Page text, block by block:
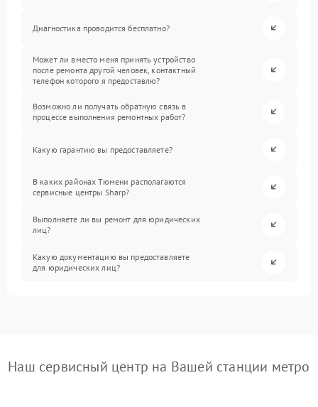
Диагностика проводится бесплатно?
Может ли вместо меня принять устройство
после ремонта другой человек, контактный
телефон которого я предоставлю?
Возможно ли получать обратную связь в
процессе выполнения ремонтных работ?
Какую гарантию вы предоставляете?
В каких районах Тюмени располагаются
сервисные центры Sharp?
Выполняете ли вы ремонт для юридических
лиц?
Какую документацию вы предоставляете
для юридических лиц?
Наш сервисный центр на Вашей станции метро